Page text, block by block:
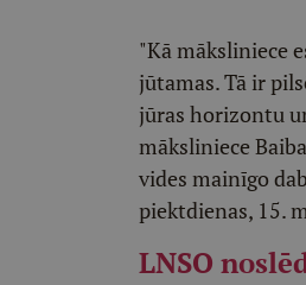
"Kā māksliniece
jūtamas. Tā ir
jūras horizontu
māksliniece
vides mainīgo
piektdienas, 15.
LNSO